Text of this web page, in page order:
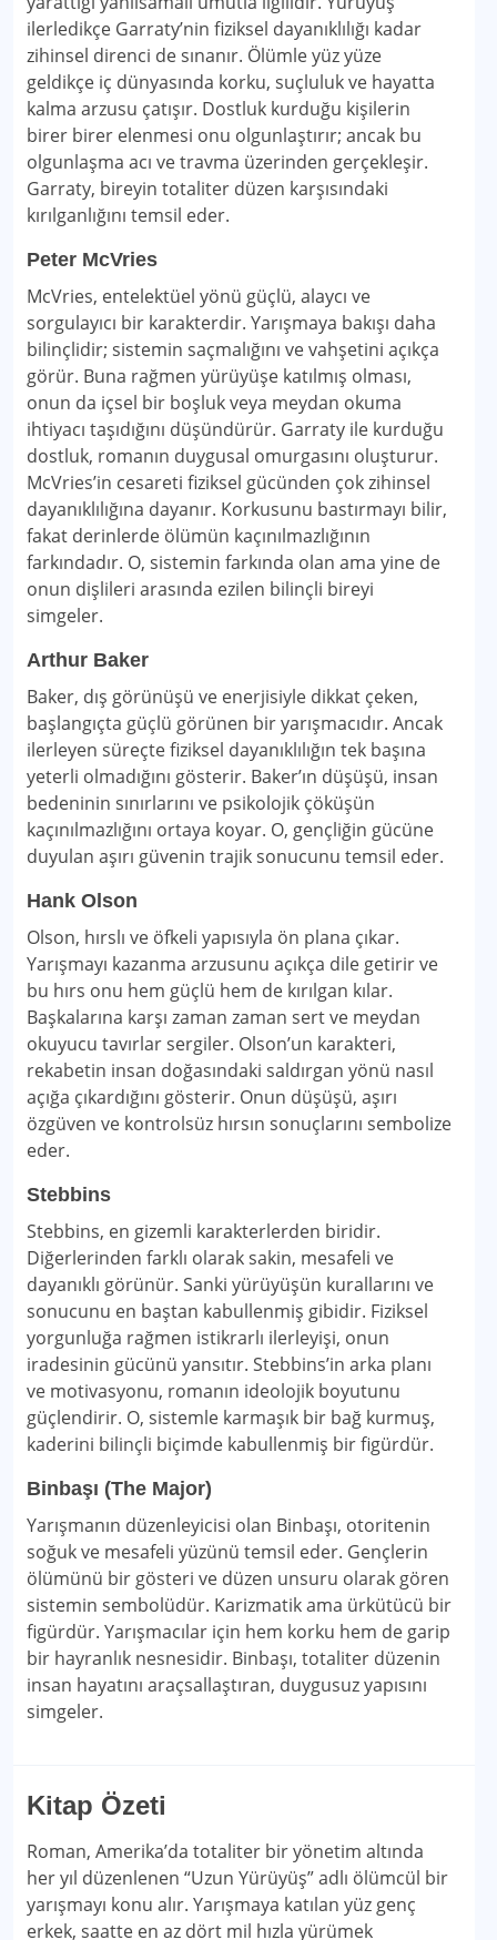
ilerledikçe Garraty’nin fiziksel dayanıklılığı kadar
zihinsel direnci de sınanır. Ölümle yüz yüze
geldikçe iç dünyasında korku, suçluluk ve hayatta
kalma arzusu çatışır. Dostluk kurduğu kişilerin
birer birer elenmesi onu olgunlaştırır; ancak bu
olgunlaşma acı ve travma üzerinden gerçekleşir.
Garraty, bireyin totaliter düzen karşısındaki
kırılganlığını temsil eder.
Peter McVries
McVries, entelektüel yönü güçlü, alaycı ve
sorgulayıcı bir karakterdir. Yarışmaya bakışı daha
bilinçlidir; sistemin saçmalığını ve vahşetini açıkça
görür. Buna rağmen yürüyüşe katılmış olması,
onun da içsel bir boşluk veya meydan okuma
ihtiyacı taşıdığını düşündürür. Garraty ile kurduğu
dostluk, romanın duygusal omurgasını oluşturur.
McVries’in cesareti fiziksel gücünden çok zihinsel
dayanıklılığına dayanır. Korkusunu bastırmayı bilir,
fakat derinlerde ölümün kaçınılmazlığının
farkındadır. O, sistemin farkında olan ama yine de
onun dişlileri arasında ezilen bilinçli bireyi
simgeler.
Arthur Baker
Baker, dış görünüşü ve enerjisiyle dikkat çeken,
başlangıçta güçlü görünen bir yarışmacıdır. Ancak
ilerleyen süreçte fiziksel dayanıklılığın tek başına
yeterli olmadığını gösterir. Baker’ın düşüşü, insan
bedeninin sınırlarını ve psikolojik çöküşün
kaçınılmazlığını ortaya koyar. O, gençliğin gücüne
duyulan aşırı güvenin trajik sonucunu temsil eder.
Hank Olson
Olson, hırslı ve öfkeli yapısıyla ön plana çıkar.
Yarışmayı kazanma arzusunu açıkça dile getirir ve
bu hırs onu hem güçlü hem de kırılgan kılar.
Başkalarına karşı zaman zaman sert ve meydan
okuyucu tavırlar sergiler. Olson’un karakteri,
rekabetin insan doğasındaki saldırgan yönü nasıl
açığa çıkardığını gösterir. Onun düşüşü, aşırı
özgüven ve kontrolsüz hırsın sonuçlarını sembolize
eder.
Stebbins
Stebbins, en gizemli karakterlerden biridir.
Diğerlerinden farklı olarak sakin, mesafeli ve
dayanıklı görünür. Sanki yürüyüşün kurallarını ve
sonucunu en baştan kabullenmiş gibidir. Fiziksel
yorgunluğa rağmen istikrarlı ilerleyişi, onun
iradesinin gücünü yansıtır. Stebbins’in arka planı
ve motivasyonu, romanın ideolojik boyutunu
güçlendirir. O, sistemle karmaşık bir bağ kurmuş,
kaderini bilinçli biçimde kabullenmiş bir figürdür.
Binbaşı (The Major)
Yarışmanın düzenleyicisi olan Binbaşı, otoritenin
soğuk ve mesafeli yüzünü temsil eder. Gençlerin
ölümünü bir gösteri ve düzen unsuru olarak gören
sistemin sembolüdür. Karizmatik ama ürkütücü bir
figürdür. Yarışmacılar için hem korku hem de garip
bir hayranlık nesnesidir. Binbaşı, totaliter düzenin
insan hayatını araçsallaştıran, duygusuz yapısını
simgeler.
Kitap Özeti
Roman, Amerika’da totaliter bir yönetim altında
her yıl düzenlenen “Uzun Yürüyüş” adlı ölümcül bir
yarışmayı konu alır. Yarışmaya katılan yüz genç
erkek, saatte en az dört mil hızla yürümek